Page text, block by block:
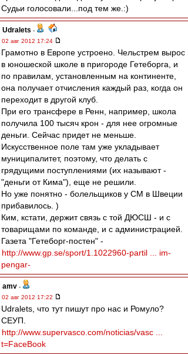
Судьи голосовали...под тем же.:)
Udralets -
02 авг 2012 17:24
Грамотно в Европе устроено. Чельстрем вырос
в юношеской школе в пригороде Гетеборга, и
по правилам, установленным на континенте,
она получает отчисления каждый раз, когда он
переходит в другой клуб.
При его трансфере в Ренн, например, школа
получила 100 тысяч крон - для нее огромные
деньги. Сейчас придет не меньше.
Искусственное поле там уже укладывает
муниципалитет, поэтому, что делать с
грядущими поступлениями (их называют -
"деньги от Кима"), еще не решили.
Но уже понятно - болельщиков у СМ в Швеции
прибавилось. )
Ким, кстати, держит связь с той ДЮСШ - и с
товарищами по команде, и с администрацией.
Газета "Гетеборг-постен" -
http://www.gp.se/sport/1.1022960-partil ... im-
pengar-
amv -
02 авг 2012 17:22
Udralets, что тут пишут про нас и Ромуло?
СЕУП.
http://www.supervasco.com/noticias/vasc ...
t=FaceBook